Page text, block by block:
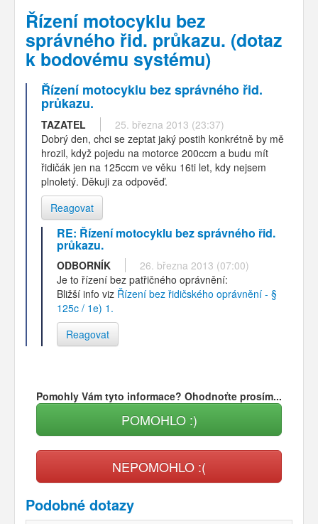
Řízení motocyklu bez
správného řid. průkazu. (dotaz
k bodovému systému)
Řízení motocyklu bez správného řid.
průkazu.
TAZATEL
25. března 2013 (23:37)
Dobrý den, chci se zeptat jaký postih konkrétně by mě
hrozil, když pojedu na motorce 200ccm a budu mít
řidičák jen na 125ccm ve věku 16ti let, kdy nejsem
plnoletý. Děkuji za odpověď.
Reagovat
RE: Řízení motocyklu bez správného řid.
průkazu.
ODBORNÍK
26. března 2013 (07:00)
Je to řízení bez patřičného oprávnění:
Bližší info viz Řízení bez řidičského oprávnění - §
125c / 1e) 1.
Reagovat
Pomohly Vám tyto informace? Ohodnoťte prosím...
POMOHLO :)
NEPOMOHLO :(
Podobné dotazy